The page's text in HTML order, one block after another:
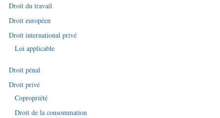
Droit du travail
Droit européen
Droit international privé
Loi applicable
Droit pénal
Droit privé
Copropriété
Droit de la consommation